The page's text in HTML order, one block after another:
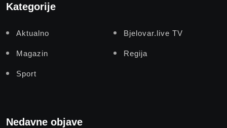
Kategorije
Aktualno Bjelovar.live TV
Magazin Regija
Sport
Nedavne objave